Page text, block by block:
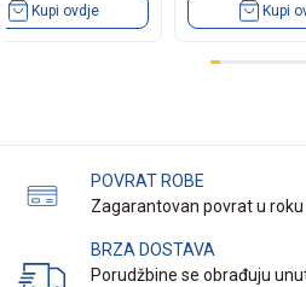
Kupi ovdje Kupi
POVRAT ROBE
Zagarantovan povrat u roku
BRZA DOSTAVA
Porudžbine se obrađuju